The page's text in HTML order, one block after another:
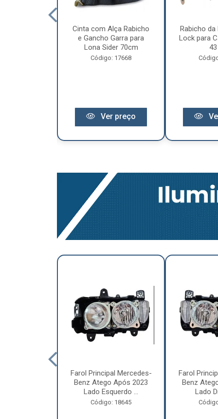
Cinta com Alça Rabicho
e Gancho Garra para
Lona Sider 70cm
Código: 17668
Ver preço
Rabicho da
Lock para
Farol Principal Mercedes-
Benz Atego Após 2023
Lado Esquerdo ...
Código: 18645
Farol
Benz
Lado